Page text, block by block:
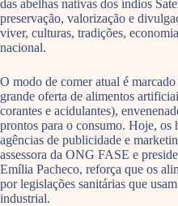
das abelhas nativas dos índios
preservação, valorização e
viver, culturas, tradições,
nacional.
O modo de comer atual é
grande oferta de alimentos
corantes e acidulantes),
prontos para o consumo. Hoje, os
agências de publicidade e
assessora da ONG FASE e
Emília Pacheco, reforça que os
por legislações sanitárias que
industrial.